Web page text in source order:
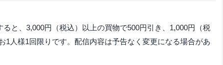
と、3,000円（税込）以上の買物で500円引き、1,000円（税
1人様1回限りです。配信内容は予告なく変更になる場合があ